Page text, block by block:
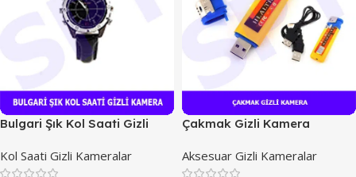
Bulgari Şık Kol Saati Gizli
Kol Saati Gizli Kameralar
Çakmak Gizli Kamera
Aksesuar Gizli Kameralar